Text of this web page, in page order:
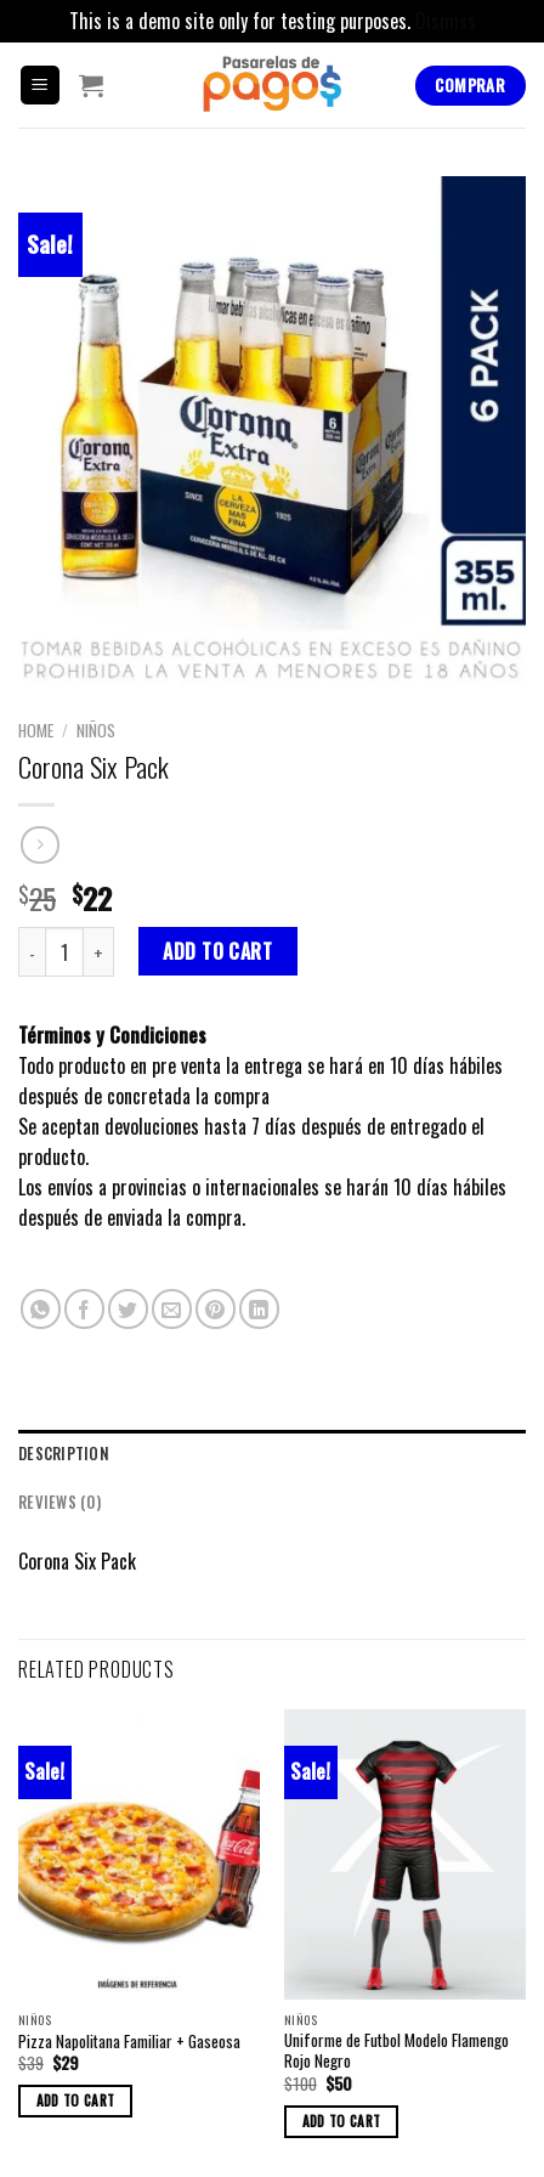
This is a demo site only for testing purposes.
COMPRAR
Sale!
HOME / NIÑOS
Corona Six Pack
$25 Original
price
was:
$25.
$22Current
price
$22.
Corona Six Pack quantityADD TO CART
Términos y Condiciones
Todo producto en pre venta la entrega se hará en 10 días hábiles
después de concretada la compra
Se aceptan devoluciones hasta 7 días después de entregado el
producto.
Los envíos a provincias o internacionales se harán 10 días hábiles
después de enviada la compra.
DESCRIPTION
REVIEWS (0)
Corona Six Pack
RELATED PRODUCTS
Sale!
NIÑOS
Pizza Napolitana Familiar + Gaseosa
$39 Original
price
was:
$39.
$29Current
price
is:
$29.
ADD TO CART
Sale!
NIÑOS
Uniforme de Futbol Modelo Flamengo
Rojo Negro
$100 Original
price
was:
$100.
$50Current
price
is:
$50.
ADD TO CART